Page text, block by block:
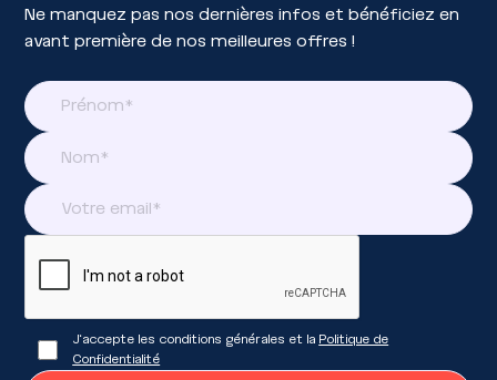
Ne manquez pas nos dernières infos et bénéficiez en
avant première de nos meilleures offres !
J'accepte les conditions générales et la Politique de
Confidentialité